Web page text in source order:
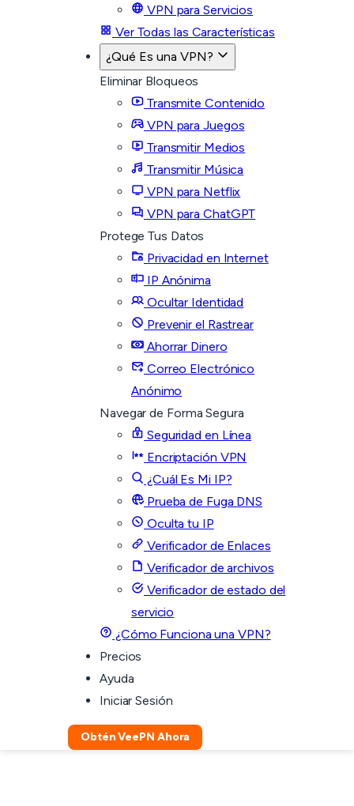
VPN para Servicios
Ver Todas las Características
¿Qué Es una VPN?
Eliminar Bloqueos
Transmite Contenido
VPN para Juegos
Transmitir Medios
Transmitir Música
VPN para Netflix
VPN para ChatGPT
Protege Tus Datos
Privacidad en Internet
IP Anónima
Ocultar Identidad
Prevenir el Rastrear
Ahorrar Dinero
Correo Electrónico
Anónimo
Navegar de Forma Segura
Seguridad en Línea
Encriptación VPN
¿Cuál Es Mi IP?
Prueba de Fuga DNS
Oculta tu IP
Verificador de Enlaces
Verificador de archivos
Verificador de estado del
servicio
¿Cómo Funciona una VPN?
Precios
Ayuda
Iniciar Sesión
Obtén VeePN Ahora